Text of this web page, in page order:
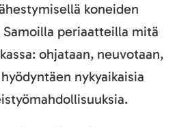
koneiden
periaatteilla mitä
ohjataan, neuvotaan,
nykyaikaisia